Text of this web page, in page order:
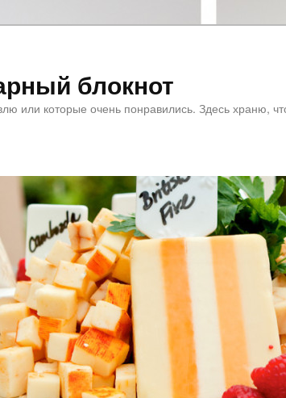
блокнот
или которые очень понравились. Здесь храню,